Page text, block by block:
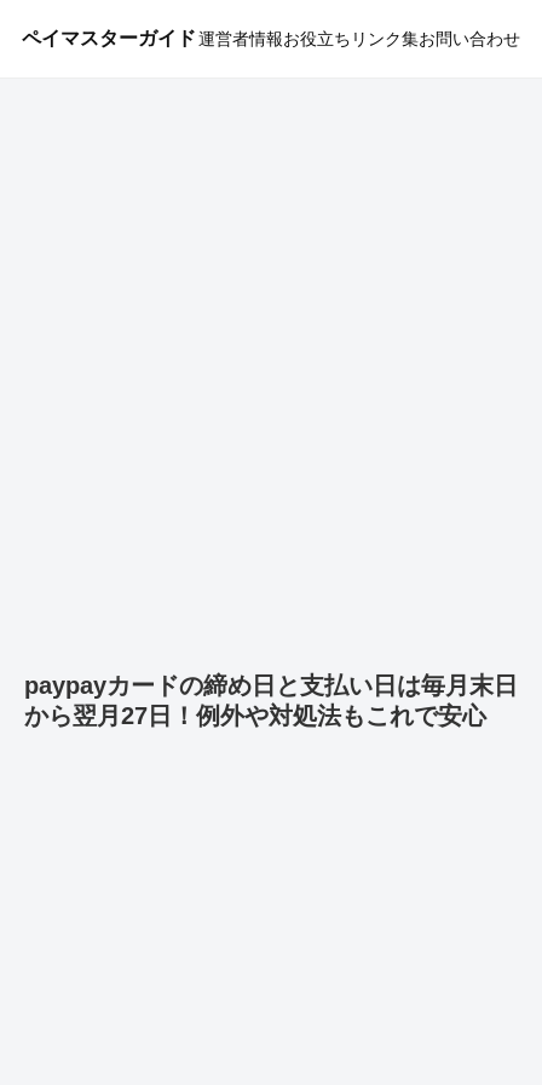
ペイマスターガイド運営者情報お役立ちリンク集お問い合わせ
paypayカードの締め日と支払い日は毎月末日
から翌月27日！例外や対処法もこれで安心